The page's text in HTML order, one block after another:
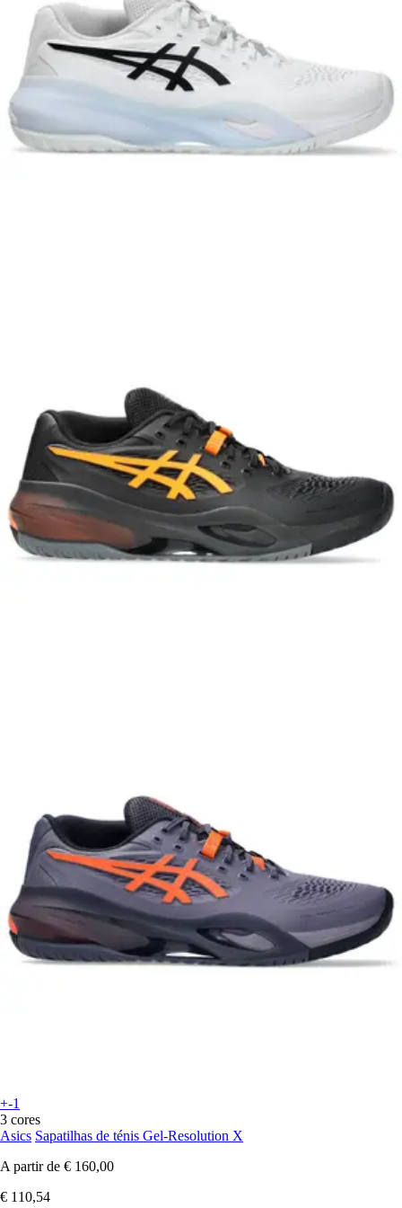
+-1
3 cores
Asics Sapatilhas de ténis Gel-Resolution X
A partir de € 160,00
€ 110,54